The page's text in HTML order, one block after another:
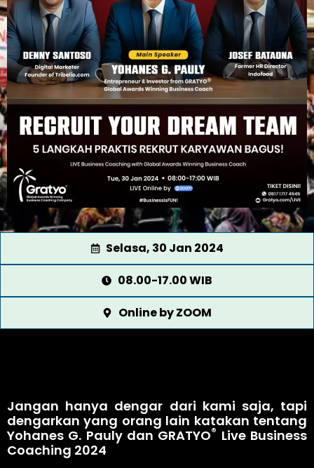
Selasa, 30 Jan 2024
08.00-17.00 WIB
Online by ZOOM
Jangan hanya dengar dari kami saja, tapi
dengarkan yang orang lain katakan tentang
Yohanes G. Pauly dan GRATYO® Live Business
Coaching 2024